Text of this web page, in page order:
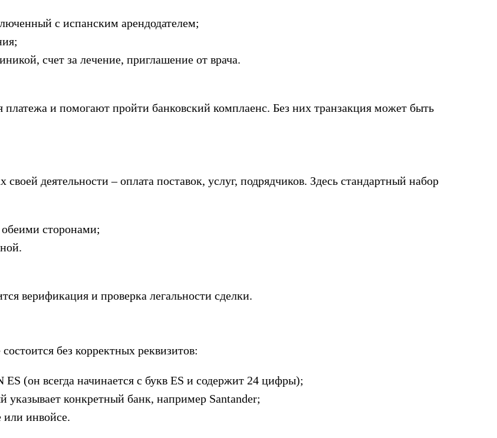
с испанским арендодателем;
счет за лечение, приглашение от врача.
и помогают пройти банковский комплаенс. Без них транзакция может быть
деятельности – оплата поставок, услуг, подрядчиков. Здесь стандартный набор
сторонами;
верификация и проверка легальности сделки.
без корректных реквизитов:
(он всегда начинается с букв ES и содержит 24 цифры);
указывает конкретный банк, например Santander;
или инвойсе.